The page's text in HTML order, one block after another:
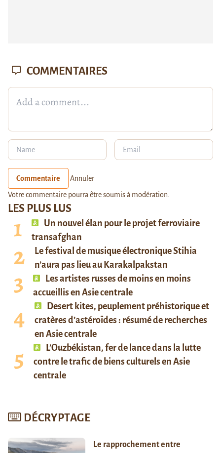
LES PLUS LUS
Un nouvel élan pour le projet ferroviaire
transafghan
Le festival de musique électronique Stihia
n’aura pas lieu au Karakalpakstan
Les artistes russes de moins en moins
accueillis en Asie centrale
Desert kites, peuplement préhistorique et
cratères d’astéroïdes : résumé de recherches
en Asie centrale
L’Ouzbékistan, fer de lance dans la lutte
contre le trafic de biens culturels en Asie
centrale
DÉCRYPTAGE
Le rapprochement entre
COMMENTAIRES
Commentaire Annuler
Votre commentaire pourra être soumis à modération.